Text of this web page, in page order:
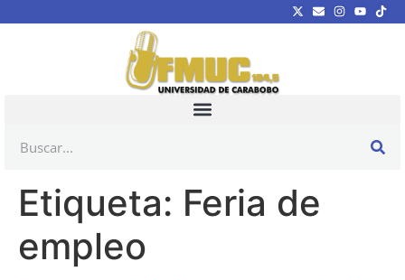
Etiqueta: Feria de
empleo